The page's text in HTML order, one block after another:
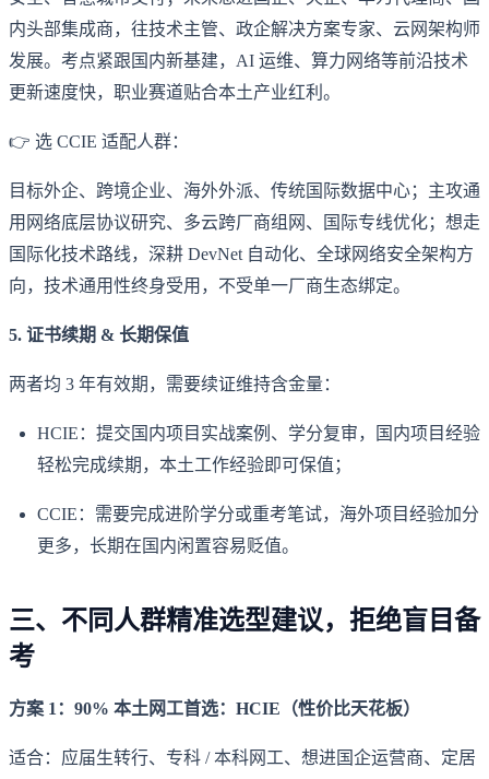
内头部集成商，往技术主管、政企解决方案专家、云网架构师
发展。考点紧跟国内新基建，AI 运维、算力网络等前沿技术
更新速度快，职业赛道贴合本土产业红利。
👉 选 CCIE 适配人群：
目标外企、跨境企业、海外外派、传统国际数据中心；主攻通
用网络底层协议研究、多云跨厂商组网、国际专线优化；想走
国际化技术路线，深耕 DevNet 自动化、全球网络安全架构方
向，技术通用性终身受用，不受单一厂商生态绑定。
5. 证书续期 & 长期保值
两者均 3 年有效期，需要续证维持含金量：
HCIE：提交国内项目实战案例、学分复审，国内项目经验
轻松完成续期，本土工作经验即可保值；
CCIE：需要完成进阶学分或重考笔试，海外项目经验加分
更多，长期在国内闲置容易贬值。
三、不同人群精准选型建议，拒绝盲目备
考
方案 1：90% 本土网工首选：HCIE（性价比天花板）
适合：应届生转行、专科 / 本科网工、想进国企运营商、定居